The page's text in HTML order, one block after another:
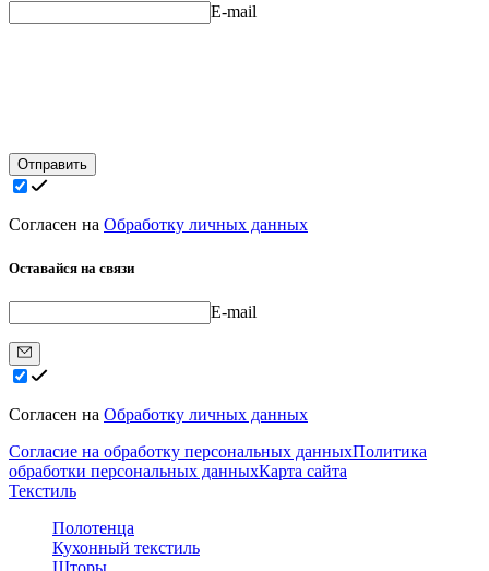
E-mail
Отправить
Согласен на Обработку личных данных
Оставайся на связи
E-mail
Согласен на Обработку личных данных
Согласие на обработку персональных данныхПолитика
обработки персональных данныхКарта сайта
Текстиль
Полотенца
Кухонный текстиль
Шторы